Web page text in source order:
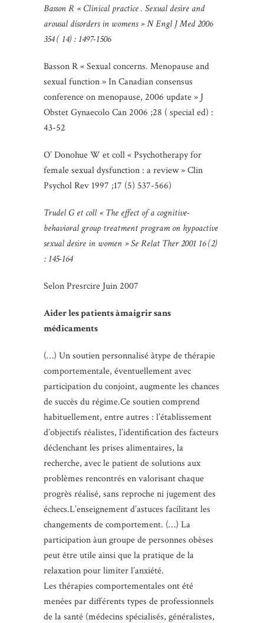
Basson R « Clinical practice . Sexual desire and
arousal disorders in womens » N Engl J Med 2006
354 ( 14) : 1497-1506
Basson R « Sexual concerns. Menopause and
sexual function » In Canadian consensus
conference on menopause, 2006 update » J
Obstet Gynaecolo Can 2006 ;28 ( special ed) :
43-52
O’ Donohue W et coll « Psychotherapy for
female sexual dysfunction : a review » Clin
Psychol Rev 1997 ;17 (5) 537-566)
Trudel G et coll « The effect of a cognitive-
behavioral group treatment program on hypoactive
sexual desire in women » Se Relat Ther 2001 16 (2)
: 145-164
Selon Presrcire Juin 2007
Aider les patients àmaigrir sans
médicaments
(…) Un soutien personnalisé àtype de thérapie
comportementale, éventuellement avec
participation du conjoint, augmente les chances
de succès du régime.Ce soutien comprend
habituellement, entre autres : l’établissement
d’objectifs réalistes, l’identification des facteurs
déclenchant les prises alimentaires, la
recherche, avec le patient de solutions aux
problèmes rencontrés en valorisant chaque
progrès réalisé, sans reproche ni jugement des
échecs.L’enseignement d’astuces facilitant les
changements de comportement. (…) La
participation àun groupe de personnes obèses
peut être utile ainsi que la pratique de la
relaxation pour limiter l’anxiété.
Les thérapies comportementales ont été
menées par différents types de professionnels
de la santé (médecins spécialisés, généralistes,